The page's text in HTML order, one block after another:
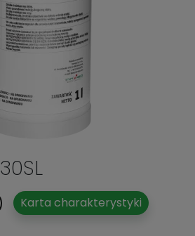
30SL
Karta charakterystyki